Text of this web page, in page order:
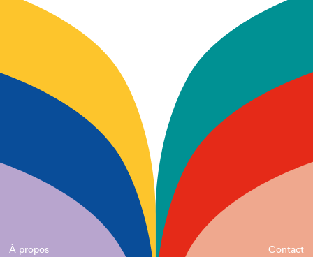
À propos
Contact